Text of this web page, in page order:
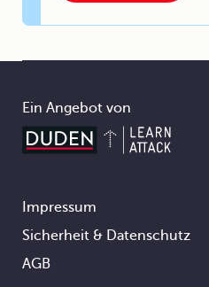
Ein Angebot von
Footer
Impressum
Sicherheit & Datenschutz
AGB